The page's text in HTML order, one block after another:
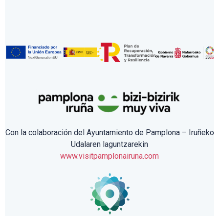
Con la colaboración del Ayuntamiento de Pamplona – Iruñeko
Udalaren laguntzarekin
www.visitpamplonairuna.com